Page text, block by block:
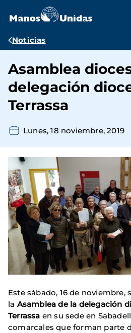
contenido
Ruta
navegación
Noticias
Asamblea
delegación
Terrassa
Lunes, 18 noviembre, 2019
Este sábado, 16 de noviembre,
la Asamblea de la delegación
Terrassa en su sede en
comarcales que forman parte